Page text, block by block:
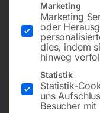
180,00
inkl. MwSt. zzgl.
Lieferzeit:Versandbereit
Versandkosten
Bitte beachten Sie:
Marketing
Marketing
oder
dies, indem
hinweg
Statistik
Statistik-
uns
Besucher